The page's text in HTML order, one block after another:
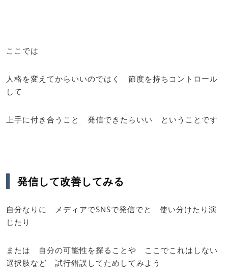
ここでは
人格を変えてからいいのではく 節度を持ちコントロール
して
上手に付き合うこと 発信できたらいい ということです
発信して改善してみる
自分なりに メディアでSNSで発信でと 使い分けたり演
じたり
または 自分の可能性を探ることや ここでこれはしない
選択肢など 試行錯誤してためしてみよう